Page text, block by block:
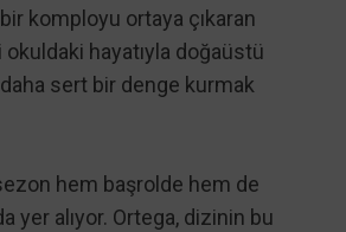
komployu ortaya çıkaran
hayatıyla doğaüstü
sert bir denge kurmak
hem başrolde hem de
yer alıyor. Ortega, dizinin bu